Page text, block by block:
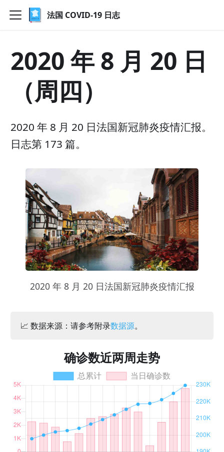
法国 COVID-19 日志
2020 年 8 月 20 日
（周四）
2020 年 8 月 20 日法国新冠肺炎疫情汇报。
日志第 173 篇。
2020 年 8 月 20 日法国新冠肺炎疫情汇报
📈 数据来源：请参考附录数据源。
确诊数近两周走势